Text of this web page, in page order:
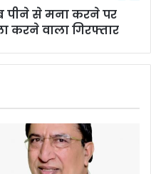
पीने से मना करने पर
करने वाला गिरफ्तार